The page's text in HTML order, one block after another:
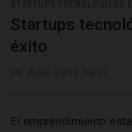
Startups
éxito
El emprendimiento